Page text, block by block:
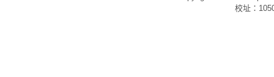
校址：